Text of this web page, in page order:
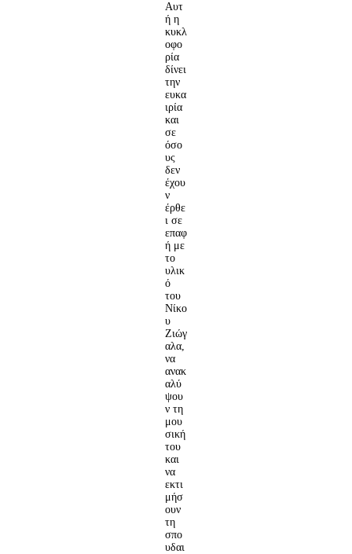
Αυτ
ή η
κυκλ
οφο
ρία
δίνει
την
ευκα
ιρία
και
σε
όσο
υς
δεν
έχου
ν
έρθε
ι σε
επαφ
ή με
το
υλικ
ό
του
Νίκο
υ
Ζιώγ
αλα,
να
ανακ
αλύ
ψου
ν τη
μου
σική
του
και
να
εκτι
μήσ
ουν
τη
σπο
υδαι